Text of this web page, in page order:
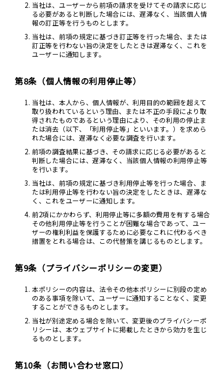
当社は、ユーザーから前項の請求を受けてその請求に応じ
る必要があると判断した場合には、遅滞なく、当該個人情
報の訂正等を行うものとします。
当社は、前項の規定に基づき訂正等を行った場合、または
訂正等を行わない旨の決定をしたときは遅滞なく、これを
ユーザーに通知します。
第8条（個人情報の利用停止等）
当社は、本人から、個人情報が、利用目的の範囲を超えて
取り扱われているという理由、または不正の手段により取
得されたものであるという理由により、その利用の停止ま
たは消去（以下、「利用停止等」といいます。）を求めら
れた場合には、遅滞なく必要な調査を行います。
前項の調査結果に基づき、その請求に応じる必要があると
判断した場合には、遅滞なく、当該個人情報の利用停止等
を行います。
当社は、前項の規定に基づき利用停止等を行った場合、ま
たは利用停止等を行わない旨の決定をしたときは、遅滞な
く、これをユーザーに通知します。
前2項にかかわらず、利用停止等に多額の費用を有する場合
その他利用停止等を行うことが困難な場合であって、ユー
ザーの権利利益を保護するために必要なこれに代わるべき
措置をとれる場合は、この代替策を講じるものとします。
第9条（プライバシーポリシーの変更）
本ポリシーの内容は、法令その他本ポリシーに別段の定め
のある事項を除いて、ユーザーに通知することなく、変更
することができるものとします。
当社が別途定める場合を除いて、変更後のプライバシーポ
リシーは、本ウェブサイトに掲載したときから効力を生じ
るものとします。
第10条（お問い合わせ窓口）